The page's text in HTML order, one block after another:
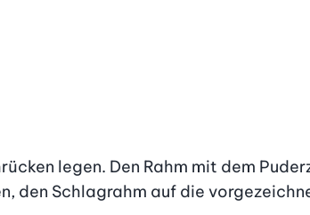
legen. Den Rahm mit dem
den Schlagrahm auf die